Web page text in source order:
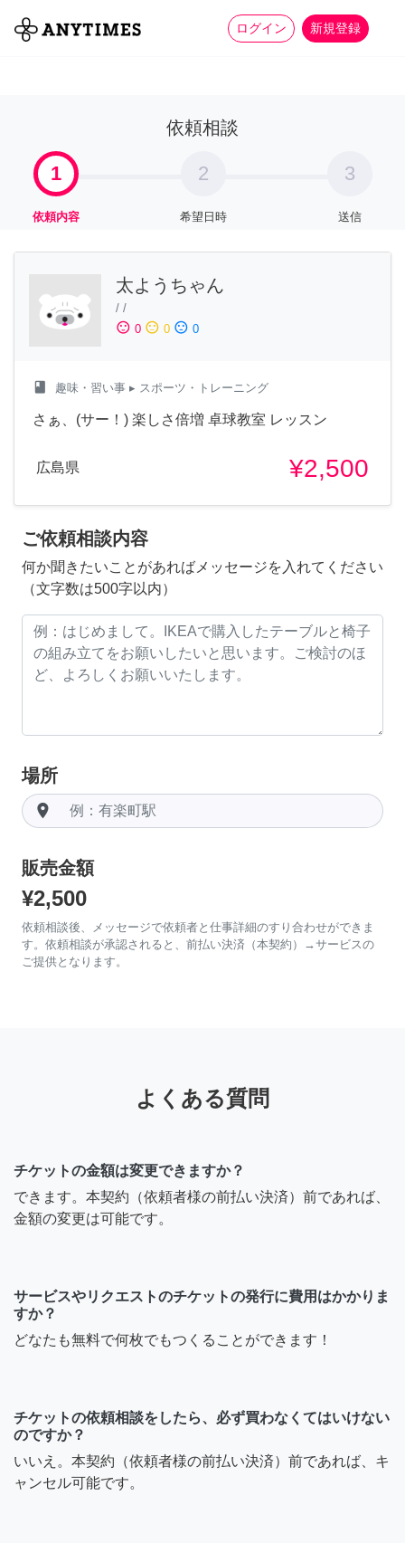
ログイン 新規登録
全て 家事 more_horiz
依頼相談
1
依頼内容
2
希望日時
3
送信
太ようちゃん
/ /
sentiment_satisfied 0 sentiment_neutral 0 sentiment_dissatisfied 0
class 趣味・習い事 ▸ スポーツ・トレーニング
さぁ、(サー！) 楽しさ倍増 卓球教室 レッスン
広島県 ¥2,500
ご依頼相談内容
何か聞きたいことがあればメッセージを入れてください
（文字数は500字以内）
場所
room
販売金額
¥2,500
依頼相談後、メッセージで依頼者と仕事詳細のすり合わせができま
す。依頼相談が承認されると、前払い決済（本契約）→サービスの
ご提供となります。
よくある質問
チケットの金額は変更できますか？
できます。本契約（依頼者様の前払い決済）前であれば、
金額の変更は可能です。
サービスやリクエストのチケットの発行に費用はかかりま
すか？
どなたも無料で何枚でもつくることができます！
チケットの依頼相談をしたら、必ず買わなくてはいけない
のですか？
いいえ。本契約（依頼者様の前払い決済）前であれば、キ
ャンセル可能です。